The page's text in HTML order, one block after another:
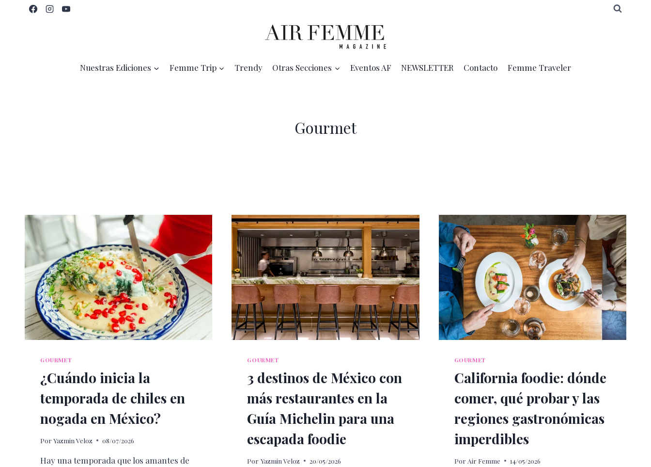
Nuestras Ediciones Femme Trip Trendy Otras Secciones Eventos AF NEWSLETTER Contacto Femme Traveler
Gourmet
GOURMET
¿Cuándo inicia la
temporada de chiles en
nogada en México?
Por Yazmin Veloz 08/07/2026
Hay una temporada que los amantes de
GOURMET
3 destinos de México con
más restaurantes en la
Guía Michelin para una
escapada foodie
Por Yazmin Veloz 20/05/2026
GOURMET
California foodie: dónde
comer, qué probar y las
regiones gastronómicas
imperdibles
Por Air Femme 14/05/2026